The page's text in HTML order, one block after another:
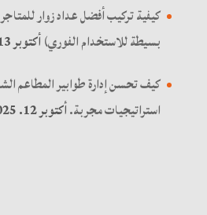
كيفية تركيب أفضل عداد زوار
بسيطة للاستخدام الفوري)أكتوبر 13. 2025
استراتيجيات مجربة.أكتوبر 12. 2025